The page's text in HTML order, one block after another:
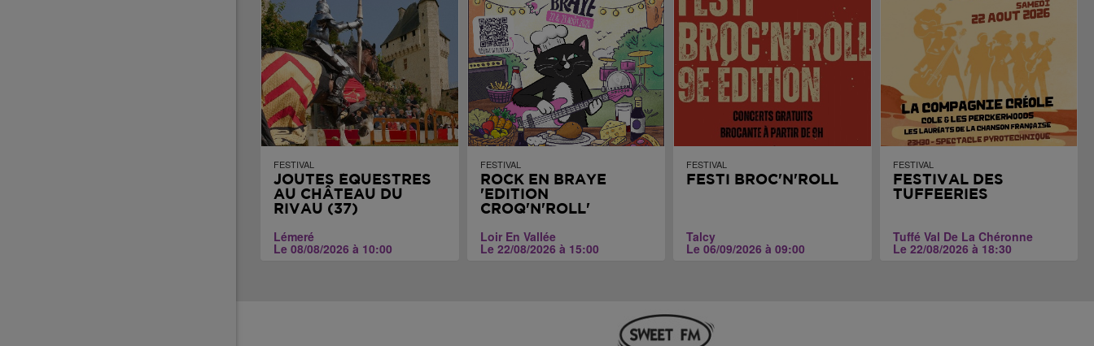
FESTIVAL
JOUTES ÉQUESTRES
AU CHÂTEAU DU
RIVAU (37)
Lémeré
Le 08/08/2026 à 10:00
FESTIVAL
ROCK EN BRAYE
'EDITION
CROQ'N'ROLL'
Loir En Vallée
Le 22/08/2026 à 15:00
FESTIVAL
FESTI BROC'N'ROLL
Talcy
Le 06/09/2026 à 09:00
FESTIVAL
FESTIVAL DES
TUFFEERIES
Tuffé Val De La Chéronne
Le 22/08/2026 à 18:30